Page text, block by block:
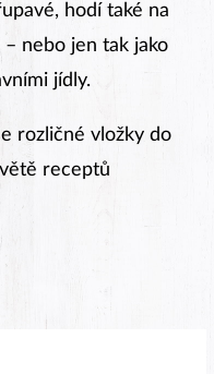
hodí také na
nebo jen tak jako
jídly.
rozličné vložky do
receptů